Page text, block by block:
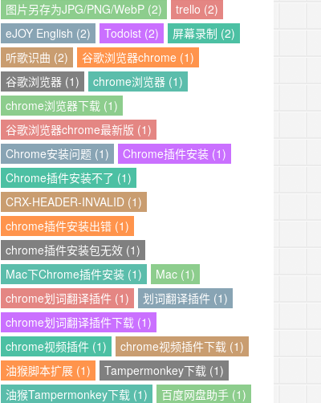
图片另存为JPG/PNG/WebP (2)
trello (2)
eJOY English (2)
Todoist (2)
屏幕录制 (2)
听歌识曲 (2)
谷歌浏览器chrome (1)
谷歌浏览器 (1)
chrome浏览器 (1)
chrome浏览器下载 (1)
谷歌浏览器chrome最新版 (1)
Chrome安装问题 (1)
Chrome插件安装 (1)
Chrome插件安装不了 (1)
CRX-HEADER-INVALID (1)
chrome插件安装出错 (1)
chrome插件安装包无效 (1)
Mac下Chrome插件安装 (1)
Mac (1)
chrome划词翻译插件 (1)
划词翻译插件 (1)
chrome划词翻译插件下载 (1)
chrome视频插件 (1)
chrome视频插件下载 (1)
油猴脚本扩展 (1)
Tampermonkey下载 (1)
油猴Tampermonkey下载 (1)
百度网盘助手 (1)